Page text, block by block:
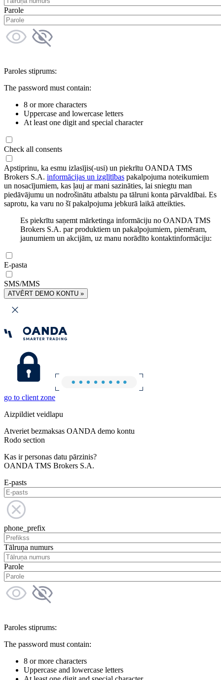
Parole
Paroles stiprums:
The password must contain:
8 or more characters
Uppercase and lowercase letters
At least one digit and special character
Check all consents
Apstiprinu, ka esmu izlasījis(-usi) un piekrītu OANDA TMS
Brokers S.A. informācijas un izglītības pakalpojuma noteikumiem
un nosacījumiem, kas ļauj ar mani sazināties, lai sniegtu man
piedāvājumu un nodrošinātu atbalstu pa tālruni konta pārvaldībai. Es
saprotu, ka varu no šī pakalpojuma jebkurā laikā atteikties.
Es piekrītu saņemt mārketinga informāciju no OANDA TMS
Brokers S.A. par produktiem un pakalpojumiem, piemēram,
jaunumiem un akcijām, uz manu norādīto kontaktinformāciju:
E-pasta
SMS/MMS
ATVĒRT DEMO KONTU »
go to client zone
Aizpildiet veidlapu
Atveriet bezmaksas OANDA demo kontu
Rodo section
Kas ir personas datu pārzinis?
OANDA TMS Brokers S.A.
E-pasts
phone_prefix
Tālruņa numurs
Parole
Paroles stiprums:
The password must contain:
8 or more characters
Uppercase and lowercase letters